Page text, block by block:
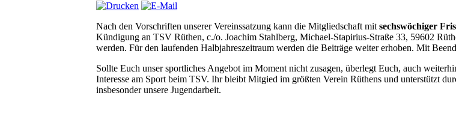
Nach den Vorschriften unserer Vereinssatzung kann die Mitgliedschaft mitsechswöchiger
Kündigung an TSV Rüthen, c./o. Joachim Stahlberg, Michael-Stapirius-Straße 33, 59602
werden. Für den laufenden Halbjahreszeitraum werden die Beiträge weiter erhoben. Mit
Sollte Euch unser sportliches Angebot im Moment nicht zusagen, überlegt Euch, auch
Interesse am Sport beim TSV. Ihr bleibt Mitgied im größten Verein Rüthens und unterstützt
insbesonder unsere Jugendarbeit.